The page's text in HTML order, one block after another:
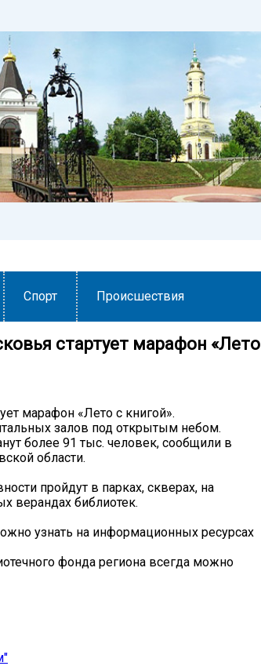
Спорт Происшествия
стартует марафон «Лето
марафон «Лето с книгой».
залов под открытым небом.
более 91 тыс. человек, сообщили в
области.
пройдут в парках, скверах, на
верандах библиотек.
узнать на информационных ресурсах
фонда региона всегда можно